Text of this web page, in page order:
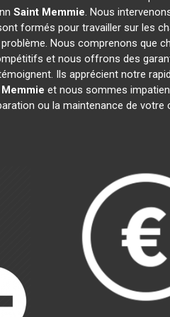
Saint Memmie. Nous
formés pour travailler sur les
Nous comprenons que
et nous offrons des
Ils apprécient notre
et nous sommes
ou la maintenance de votre